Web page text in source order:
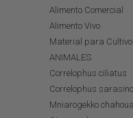
Alimento Comercial
Alimento Vivo
Material para
ANIMALES
Correlophus ciliatus
Correlophus
Mniarogekko chahoua